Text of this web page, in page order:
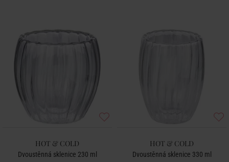
HOT & COLD
Dvoustěnná sklenice 230 ml
HOT & COLD
Dvoustěnná sklenice 330 ml